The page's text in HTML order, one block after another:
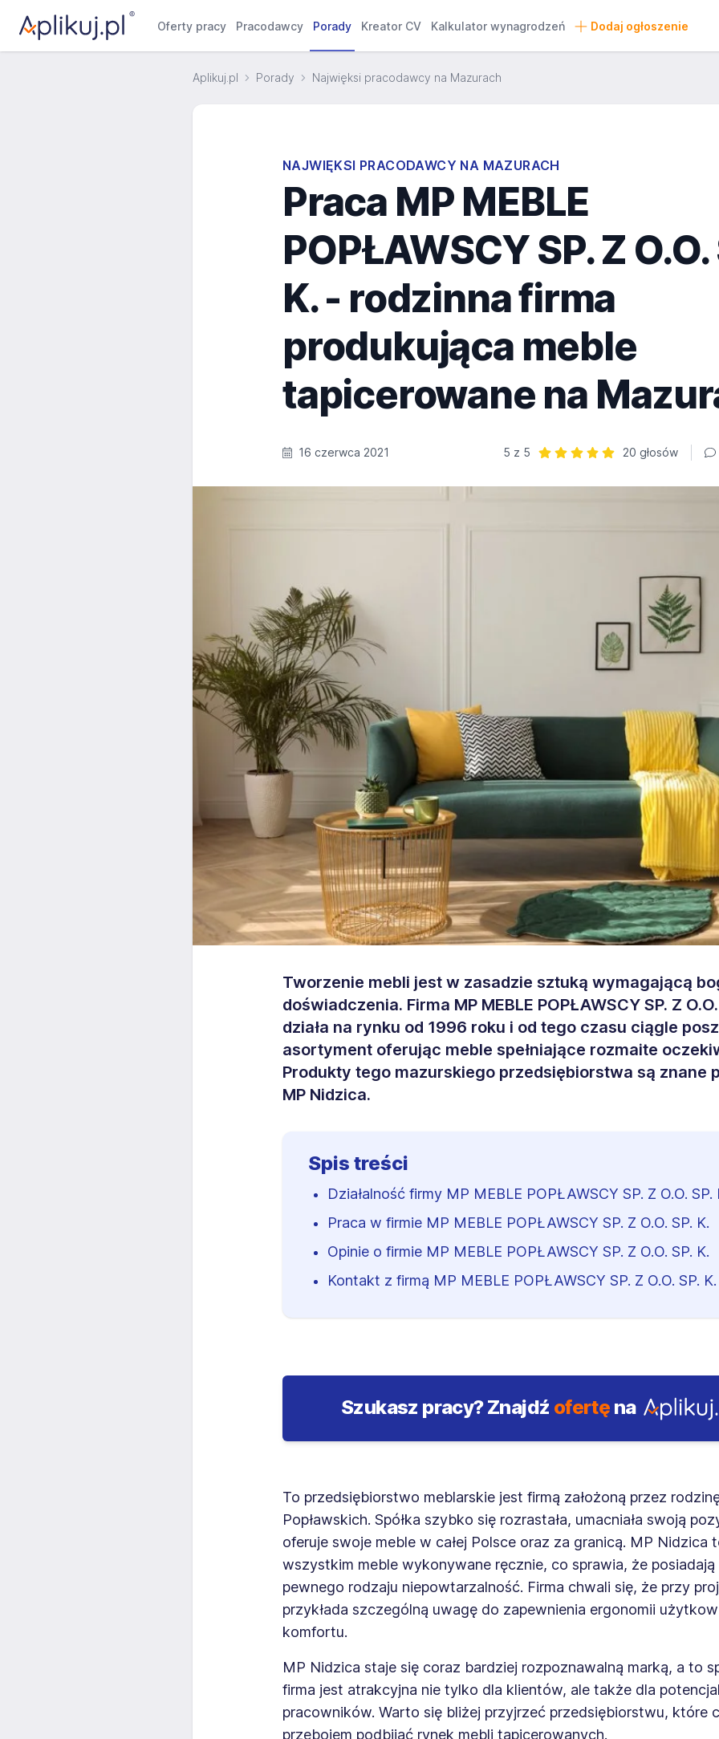
Oferty pracy Pracodawcy Porady Kreator CV Kalkulator wynagrodzeń Dodaj ogłoszenie
Aplikuj.pl Porady Najwięksi pracodawcy na Mazurach
NAJWIĘKSI PRACODAWCY NA MAZURACH
Praca MP MEBLE
POPŁAWSCY SP. Z O.O.
K. - rodzinna firma
produkująca meble
tapicerowane na
16 czerwca 2021
5 z 5
20 głosów
Tworzenie mebli jest w zasadzie sztuką wymagającą
doświadczenia. Firma MP MEBLE POPŁAWSCY SP. Z O.O.
działa na rynku od 1996 roku i od tego czasu ciągle
asortyment oferując meble spełniające rozmaite
Produkty tego mazurskiego przedsiębiorstwa są znane
MP Nidzica.
Spis treści
Działalność firmy MP MEBLE POPŁAWSCY SP. Z O.O. SP.
Praca w firmie MP MEBLE POPŁAWSCY SP. Z O.O. SP. K.
Opinie o firmie MP MEBLE POPŁAWSCY SP. Z O.O. SP. K.
Kontakt z firmą MP MEBLE POPŁAWSCY SP. Z O.O. SP. K.
Szukasz pracy?Znajdź ofertę na
To przedsiębiorstwo meblarskie jest firmą założoną przez
Popławskich. Spółka szybko się rozrastała, umacniała swoją
oferuje swoje meble w całej Polsce oraz za granicą. MP Nidzica
wszystkim meble wykonywane ręcznie, co sprawia, że posiadają
pewnego rodzaju niepowtarzalność. Firma chwali się, że przy
przykłada szczególną uwagę do zapewnienia ergonomii
komfortu.
MP Nidzica staje się coraz bardziej rozpoznawalną marką, a to
firma jest atrakcyjna nie tylko dla klientów, ale także dla
pracowników. Warto się bliżej przyjrzeć przedsiębiorstwu, które
przebojem podbijać rynek mebli tapicerowanych.